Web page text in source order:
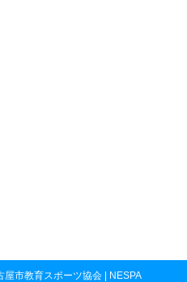
市教育スポーツ協会 | NESPA